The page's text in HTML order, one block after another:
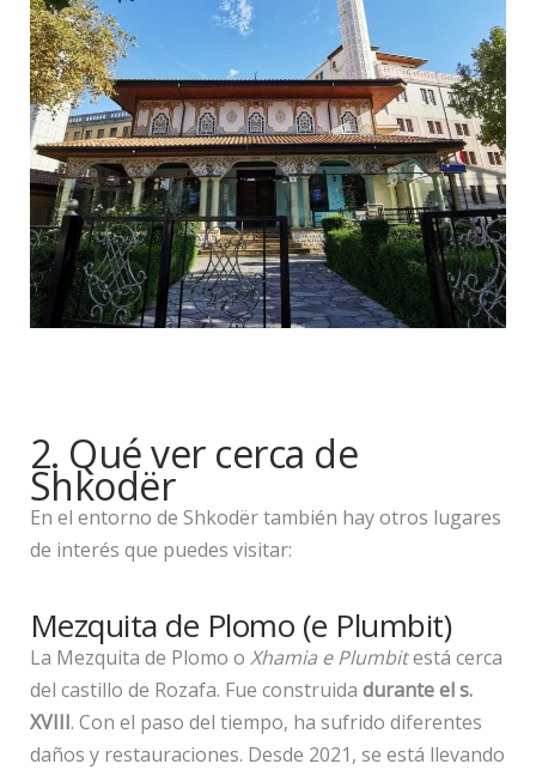
2. Qué ver cerca de
Shkodër
En el entorno de Shkodër también hay otros lugares
de interés que puedes visitar:
Mezquita de Plomo (e Plumbit)
La Mezquita de Plomo o Xhamia e Plumbitestá cerca
del castillo de Rozafa. Fue construida durante el s.
XVIII. Con el paso del tiempo, ha sufrido diferentes
daños y restauraciones. Desde 2021, se está llevando